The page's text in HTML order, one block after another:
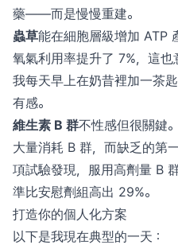
藥——而是慢慢重建。
蟲草能在細胞層級增加 ATP
氧氣利用率提升了 7%，這也
我每天早上在奶昔裡加一茶
有感。
維生素 B 群不性感但很關鍵
大量消耗 B 群，而缺乏的第
項試驗發現，服用高劑量 B
準比安慰劑組高出 29%。
打造你的個人化方案
以下是我現在典型的一天：